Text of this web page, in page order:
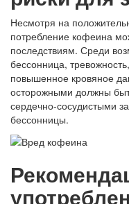
Несмотря на
потребление кофеина
последствиям. Среди
бессонница,
повышенное кровяное
осторожными должны
сердечно-сосудистыми
бессонницы.